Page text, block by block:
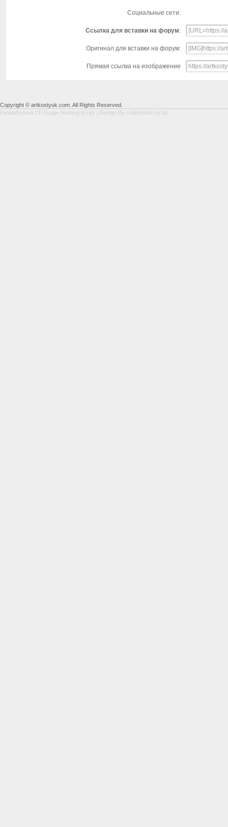
Социальные сети:
Ссылка для вставки на форум:
Оригинал для вставки на форум:
Прямая ссылка на изображение
Copyright © artkostyuk.com. All Rights Reserved.
Разработано CF Image Hosting script | Design By codefuture.co.uk